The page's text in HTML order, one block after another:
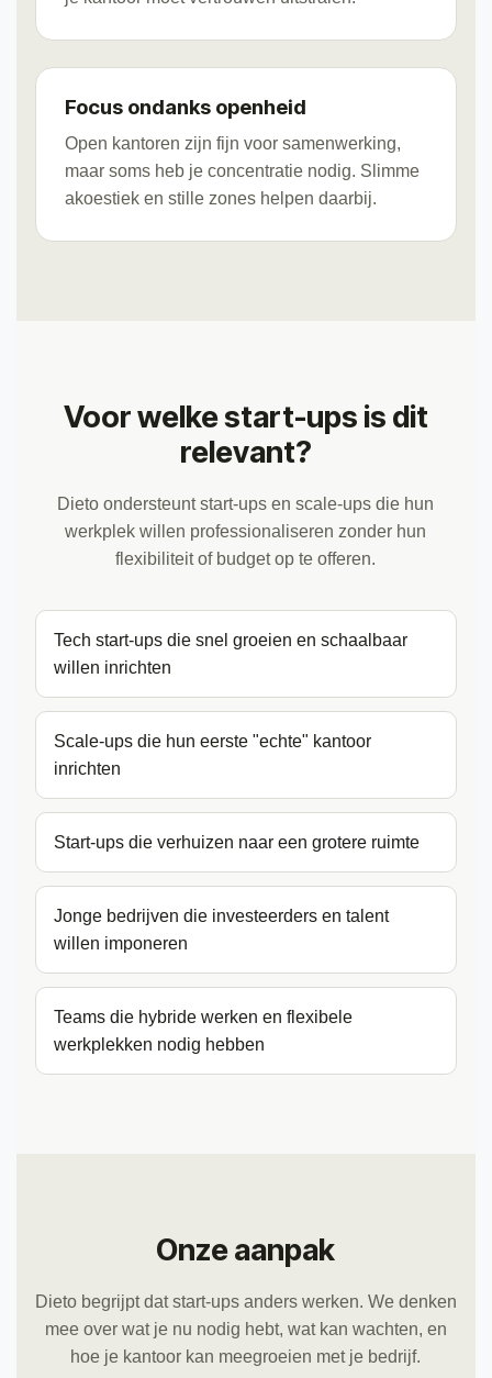
Focus ondanks openheid
Open kantoren zijn fijn voor samenwerking,
maar soms heb je concentratie nodig. Slimme
akoestiek en stille zones helpen daarbij.
Voor welke start-ups is dit
relevant?
Dieto ondersteunt start-ups en scale-ups die hun
werkplek willen professionaliseren zonder hun
flexibiliteit of budget op te offeren.
Tech start-ups die snel groeien en schaalbaar
willen inrichten
Scale-ups die hun eerste "echte" kantoor
inrichten
Start-ups die verhuizen naar een grotere ruimte
Jonge bedrijven die investeerders en talent
willen imponeren
Teams die hybride werken en flexibele
werkplekken nodig hebben
Onze aanpak
Dieto begrijpt dat start-ups anders werken. We denken
mee over wat je nu nodig hebt, wat kan wachten, en
hoe je kantoor kan meegroeien met je bedrijf.